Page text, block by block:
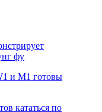
фу
и M1 готовы
кататься по